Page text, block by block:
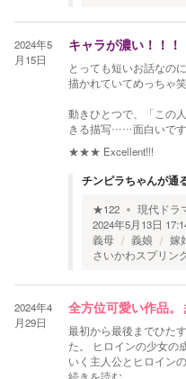
2024年5
月15日
キャラが濃い！！！
とっても短いお話なの
描かれていてめっちゃ
動きひとつで、「この
きる描写……面白いです
★★★ Excellent!!!
チンピラちゃんが通
★122 現代ドラ
2024年5月13日
義母
義娘
嫁
さいかわスプリン
2024年4
月29日
全方位可愛い作品。
最初から最後までひた
た。 ヒロインの少女の
いく主人公とヒロイン